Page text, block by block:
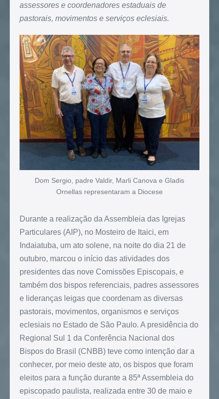
assessores e coordenadores estaduais de
pastorais, movimentos e serviços eclesiais.
Dom Sergio, padre Valdir, Marli Canova e Gladis
Ornellas representaram a Diocese
Durante a realização da Assembleia das Igrejas
Particulares (AIP), no Mosteiro de Itaici, em
Indaiatuba, um ato solene, na noite do dia 21 de
outubro, marcou o início das atividades dos
presidentes das nove Comissões Episcopais, e
também dos bispos referenciais, padres assessores
e lideranças leigas que coordenam as diversas
pastorais, movimentos, organismos e serviços
eclesiais no Estado de São Paulo. A presidência do
Regional Sul 1 da Conferência Nacional dos
Bispos do Brasil (CNBB) teve como intenção dar a
conhecer, por meio deste ato, os bispos que foram
eleitos para a função durante a 85ª Assembleia do
episcopado paulista, realizada entre 30 de maio e